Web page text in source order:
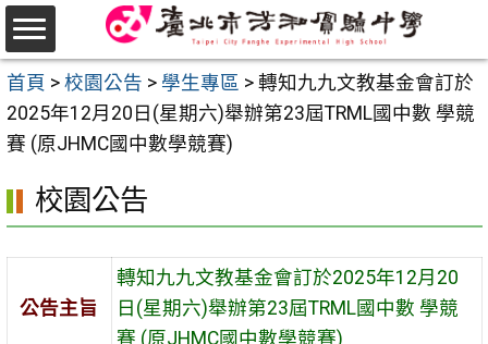
跳
至
主
要
內
首頁 > 校園公告 > 學生專區 > 轉知九九文教基金會訂於
2025年12月20日(星期六)舉辦第23屆TRML國中數 學競
賽 (原JHMC國中數學競賽)
校園公告
公告主旨
轉知九九文教基金會訂於2025年12月20
日(星期六)舉辦第23屆TRML國中數 學競
賽 (原JHMC國中數學競賽)
選
單